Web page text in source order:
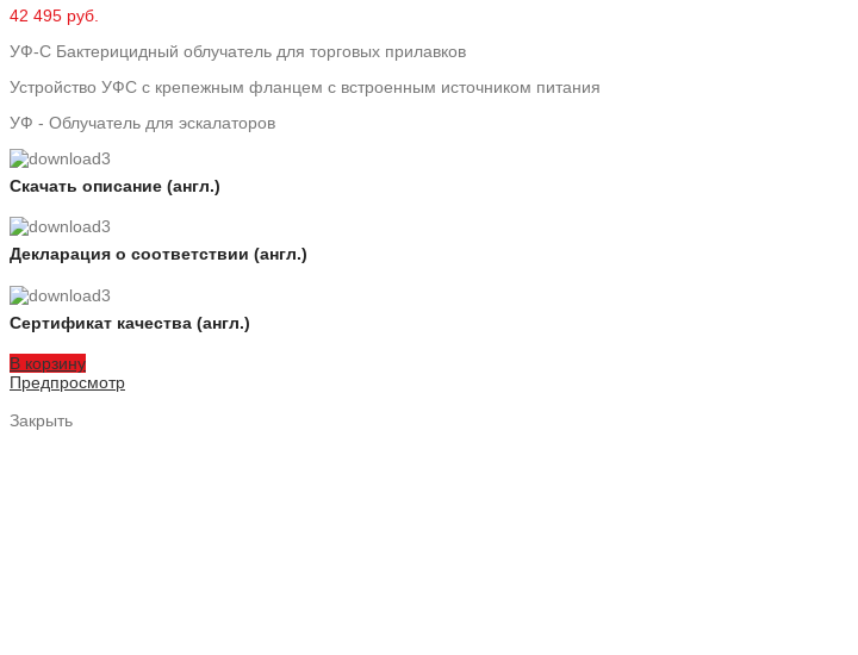
42 495 руб.
УФ-С Бактерицидный облучатель для торговых прилавков
Устройство УФС с крепежным фланцем с встроенным источником питания
УФ - Облучатель для эскалаторов
Скачать описание (англ.)
Декларация о соответствии (англ.)
Сертификат качества (англ.)
В корзину
Предпросмотр
Закрыть